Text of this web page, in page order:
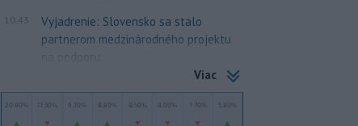
10:43
Vyjadrenie: Slovensko sa stalo
partnerom medzinárodného projektu
na podporu...
Viac